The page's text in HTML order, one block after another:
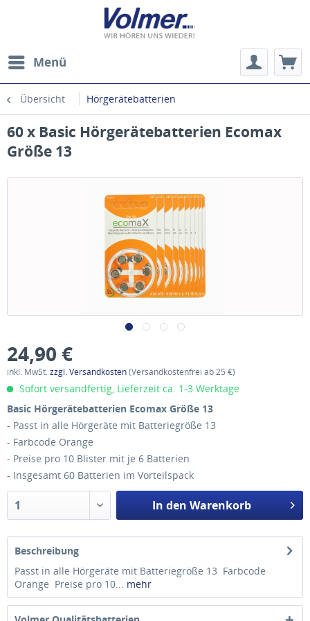
Menü
Übersicht Hörgerätebatterien
60 x Basic Hörgerätebatterien Ecomax
Größe 13
24,90 €
inkl. MwSt.zzgl. Versandkosten(Versandkostenfrei ab 25 €)
Sofort versandfertig, Lieferzeit ca. 1-3 Werktage
Basic Hörgerätebatterien Ecomax Größe 13
- Passt in alle Hörgeräte mit Batteriegröße 13
- Farbcode Orange
- Preise pro 10 Blister mit je 6 Batterien
- Insgesamt 60 Batterien im Vorteilspack
In den Warenkorb
Beschreibung
Passt in alle Hörgeräte mit Batteriegröße 13 Farbcode
Orange Preise pro 10... mehr